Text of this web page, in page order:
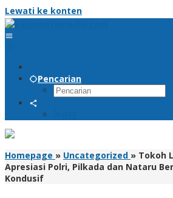
Lewati ke konten
Pencarian
Homepage » Uncategorized » Tokoh
Apresiasi Polri, Pilkada dan Nataru
Kondusif